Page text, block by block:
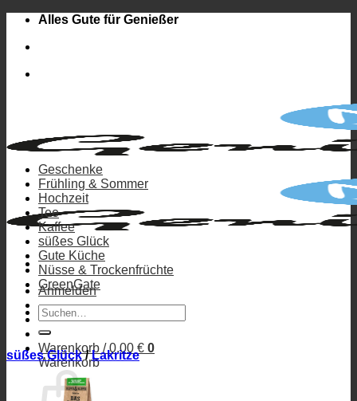
Zum
springen
Alles Gute für Genießer
Anmelden
Warenkorb /0,00 € 0
Warenkorb
Geschenke
Frühling & Sommer
Hochzeit
Tee
Kaffee
süßes Glück
Gute Küche
Nüsse & Trockenfrüchte
GreenGate
Suchen
nach:
süßes Glück / Lakritze